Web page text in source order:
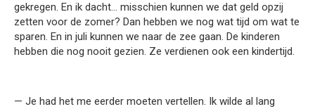
gekregen. En ik dacht… misschien kunnen we dat geld opzij
zetten voor de zomer? Dan hebben we nog wat tijd om wat te
sparen. En in juli kunnen we naar de zee gaan. De kinderen
hebben die nog nooit gezien. Ze verdienen ook een kindertijd.
— Je had het me eerder moeten vertellen. Ik wilde al lang